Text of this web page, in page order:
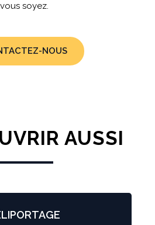
vous soyez.
NOUS
AUSSI